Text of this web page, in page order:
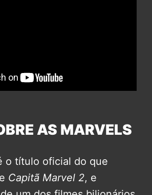
AS MARVELS
o título oficial do que
Capitã Marvel 2, e